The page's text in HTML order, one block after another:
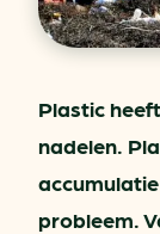
Plastic
nadelen.
probleem.